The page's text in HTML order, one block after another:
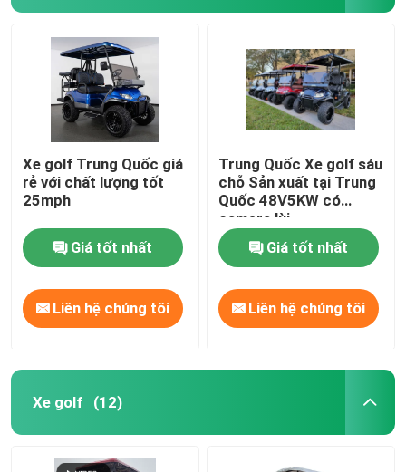
Xe golf Trung Quốc giá
rẻ với chất lượng tốt
25mph
Giá tốt nhất
Liên hệ chúng tôi
Trung Quốc Xe golf sáu
chỗ Sản xuất tại Trung
Quốc 48V5KW có
camera lùi
Giá tốt nhất
Liên hệ chúng tôi
Xe golf (12)